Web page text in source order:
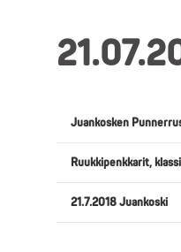
Juankosken
Ruukkipenkkarit,
21.7.2018 Juankoski